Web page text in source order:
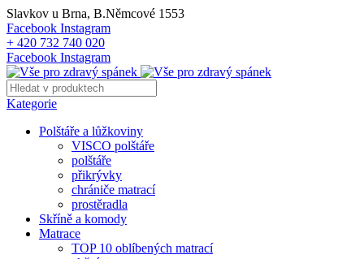
Slavkov u Brna, B.Němcové 1553
Facebook Instagram
+ 420 732 740 020
Facebook Instagram
Kategorie
Polštáře a lůžkoviny
VISCO polštáře
polštáře
přikrývky
chrániče matrací
prostěradla
Skříně a komody
Matrace
TOP 10 oblíbených matrací